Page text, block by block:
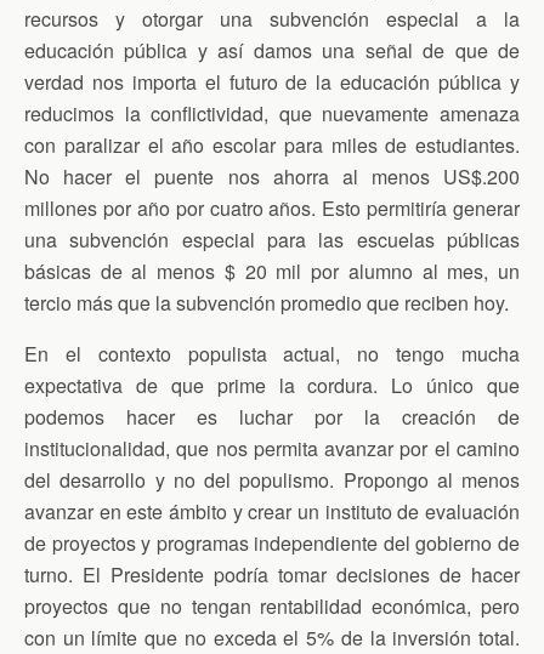
recursos y otorgar una subvención especial a la
educación pública y así damos una señal de que de
verdad nos importa el futuro de la educación pública y
reducimos la conflictividad, que nuevamente amenaza
con paralizar el año escolar para miles de estudiantes.
No hacer el puente nos ahorra al menos US$.200
millones por año por cuatro años. Esto permitiría generar
una subvención especial para las escuelas públicas
básicas de al menos $ 20 mil por alumno al mes, un
tercio más que la subvención promedio que reciben hoy.
En el contexto populista actual, no tengo mucha
expectativa de que prime la cordura. Lo único que
podemos hacer es luchar por la creación de
institucionalidad, que nos permita avanzar por el camino
del desarrollo y no del populismo. Propongo al menos
avanzar en este ámbito y crear un instituto de evaluación
de proyectos y programas independiente del gobierno de
turno. El Presidente podría tomar decisiones de hacer
proyectos que no tengan rentabilidad económica, pero
con un límite que no exceda el 5% de la inversión total.